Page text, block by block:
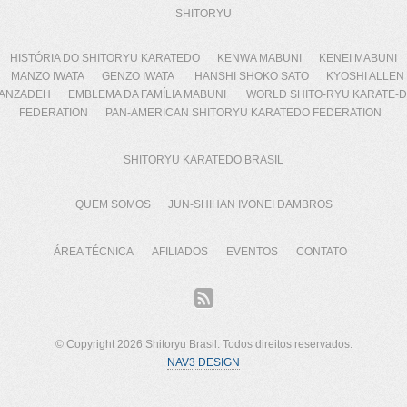
SHITORYU
HISTÓRIA DO SHITORYU KARATEDO KENWA MABUNI
KENEI MABUNI
MANZO IWATA
GENZO IWATA HANSHI SHOKO SATO
KYOSHI ALLEN
EMBLEMA DA FAMÍLIA MABUNI
WORLD SHITO-RYU KARATE-
FEDERATION
PAN-AMERICAN SHITORYU KARATEDO FEDERATION
SHITORYU KARATEDO BRASIL
QUEM SOMOS JUN-SHIHAN IVONEI DAMBROS
ÁREA TÉCNICA AFILIADOS EVENTOS CONTATO
© Copyright 2026 Shitoryu Brasil. Todos direitos reservados.
NAV3 DESIGN